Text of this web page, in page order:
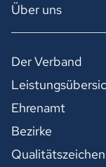
Über uns
Der Verband
Ehrenamt
Bezirke
Qualitätszeichen